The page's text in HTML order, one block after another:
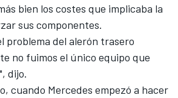
bien los costes que implicaba la
sus componentes.
problema del alerón trasero
no fuimos el único equipo que
dijo.
cuando Mercedes empezó a hacer